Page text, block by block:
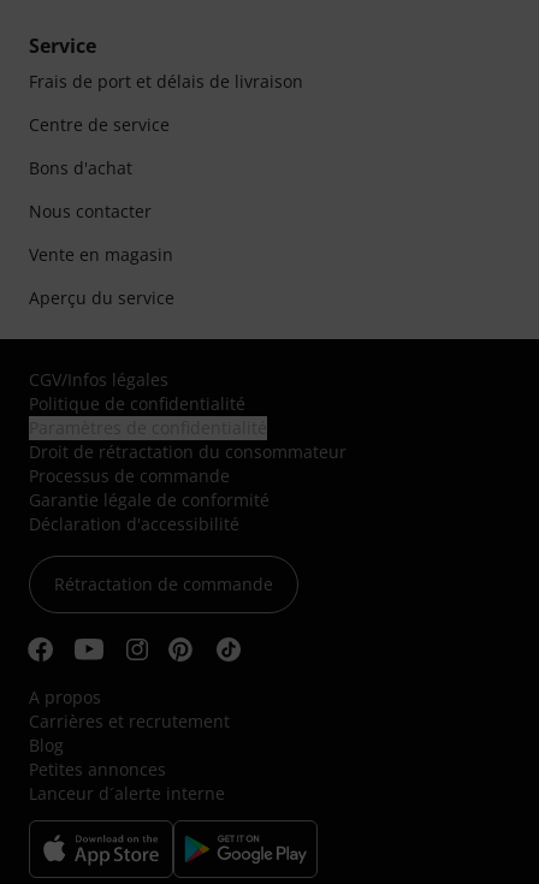
Service
Frais de port et délais de livraison
Centre de service
Bons d'achat
Nous contacter
Vente en magasin
Aperçu du service
CGV/Infos légales
Politique de confidentialité
Droit de rétractation du consommateur
Processus de commande
Garantie légale de conformité
Déclaration d'accessibilité
Rétractation de commande
A propos
Carrières et recrutement
Blog
Petites annonces
Lanceur d´alerte interne